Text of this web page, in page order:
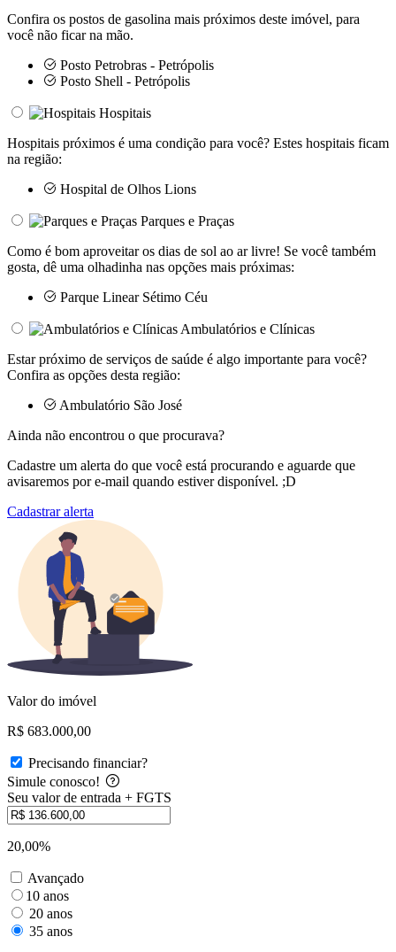
Confira os postos de gasolina mais próximos deste imóvel, para
você não ficar na mão.
Posto Petrobras - Petrópolis
Posto Shell - Petrópolis
Hospitais
Hospitais próximos é uma condição para você? Estes hospitais ficam
na região:
Hospital de Olhos Lions
Parques e Praças
Como é bom aproveitar os dias de sol ao ar livre! Se você também
gosta, dê uma olhadinha nas opções mais próximas:
Parque Linear Sétimo Céu
Ambulatórios e Clínicas
Estar próximo de serviços de saúde é algo importante para você?
Confira as opções desta região:
Ambulatório São José
Ainda não encontrou o que procurava?
Cadastre um alerta do que você está procurando e aguarde que
avisaremos por e-mail quando estiver disponível. ;D
Cadastrar alerta
Valor do imóvel
R$ 683.000,00
Precisando financiar?
Simule conosco!
Seu valor de entrada + FGTS
20,00%
Avançado
10 anos
20 anos
35 anos